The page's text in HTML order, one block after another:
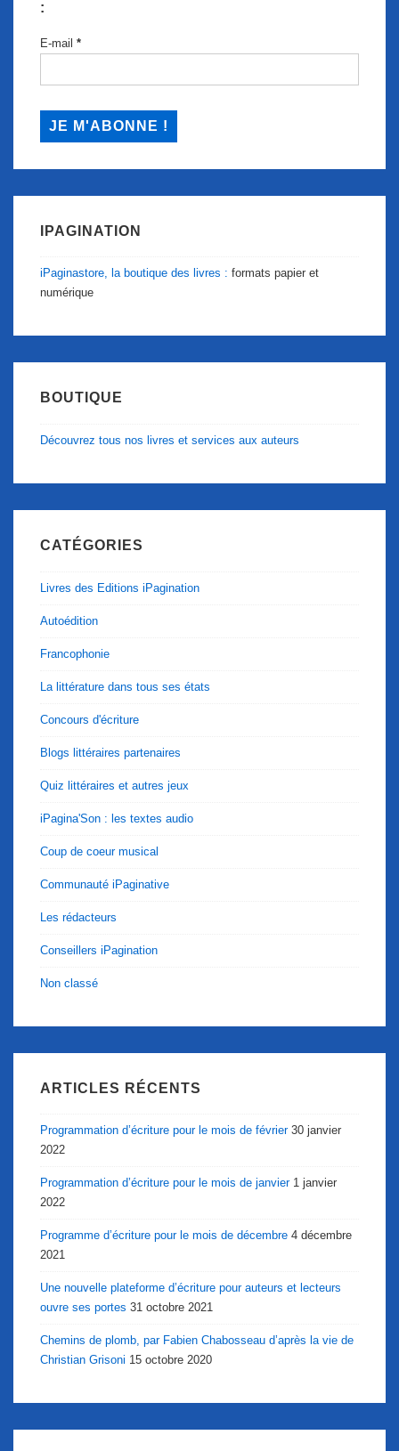
:
E-mail *
IPAGINATION
iPaginastore, la boutique des livres : formats papier et
numérique
BOUTIQUE
Découvrez tous nos livres et services aux auteurs
CATÉGORIES
Livres des Editions iPagination
Autoédition
Francophonie
La littérature dans tous ses états
Concours d'écriture
Blogs littéraires partenaires
Quiz littéraires et autres jeux
iPagina'Son : les textes audio
Coup de coeur musical
Communauté iPaginative
Les rédacteurs
Conseillers iPagination
Non classé
ARTICLES RÉCENTS
Programmation d’écriture pour le mois de février 30 janvier
2022
Programmation d’écriture pour le mois de janvier 1 janvier
2022
Programme d’écriture pour le mois de décembre 4 décembre
2021
Une nouvelle plateforme d’écriture pour auteurs et lecteurs
ouvre ses portes 31 octobre 2021
Chemins de plomb, par Fabien Chabosseau d’après la vie de
Christian Grisoni 15 octobre 2020